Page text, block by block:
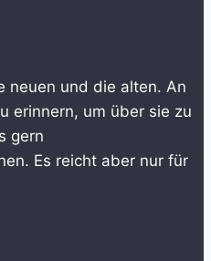
neuen und die alten. An
erinnern, um über sie zu
gern
Es reicht aber nur für